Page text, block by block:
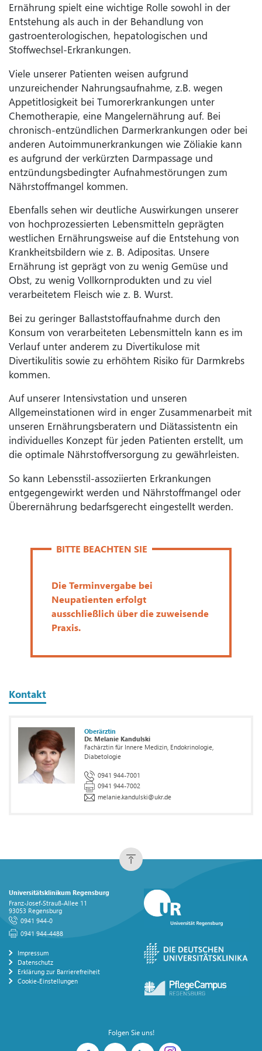
Ernährung spielt eine wichtige Rolle sowohl in der
Entstehung als auch in der Behandlung von
gastroenterologischen, hepatologischen und
Stoffwechsel-Erkrankungen.
Viele unserer Patienten weisen aufgrund
unzureichender Nahrungsaufnahme, z.B. wegen
Appetitlosigkeit bei Tumorerkrankungen unter
Chemotherapie, eine Mangelernährung auf. Bei
chronisch-entzündlichen Darmerkrankungen oder bei
anderen Autoimmunerkrankungen wie Zöliakie kann
es aufgrund der verkürzten Darmpassage und
entzündungsbedingter Aufnahmestörungen zum
Nährstoffmangel kommen.
Ebenfalls sehen wir deutliche Auswirkungen unserer
von hochprozessierten Lebensmitteln geprägten
westlichen Ernährungsweise auf die Entstehung von
Krankheitsbildern wie z. B. Adipositas. Unsere
Ernährung ist geprägt von zu wenig Gemüse und
Obst, zu wenig Vollkornprodukten und zu viel
verarbeitetem Fleisch wie z. B. Wurst.
Bei zu geringer Ballaststoffaufnahme durch den
Konsum von verarbeiteten Lebensmitteln kann es im
Verlauf unter anderem zu Divertikulose mit
Divertikulitis sowie zu erhöhtem Risiko für Darmkrebs
kommen.
Auf unserer Intensivstation und unseren
Allgemeinstationen wird in enger Zusammenarbeit mit
unseren Ernährungsberatern und Diätassistentn ein
individuelles Konzept für jeden Patienten erstellt, um
die optimale Nährstoffversorgung zu gewährleisten.
So kann Lebensstil-assoziierten Erkrankungen
entgegengewirkt werden und Nährstoffmangel oder
Überernährung bedarfsgerecht eingestellt werden.
BITTE BEACHTEN SIE
Die Terminvergabe bei
Neupatienten erfolgt
ausschließlich über die zuweisende
Praxis.
Kontakt
Oberärztin
Dr. Melanie Kandulski
Fachärztin für Innere Medizin, Endokrinologie,
Diabetologie
0941 944-7001
0941 944-7002
melanie.kandulski@ukr.de
Universitätsklinikum Regensburg
Franz-Josef-Strauß-Allee 11
93053 Regensburg
0941 944-0
0941 944-4488
Impressum
Datenschutz
Erklärung zur Barrierefreiheit
Cookie-Einstellungen
Folgen Sie uns!